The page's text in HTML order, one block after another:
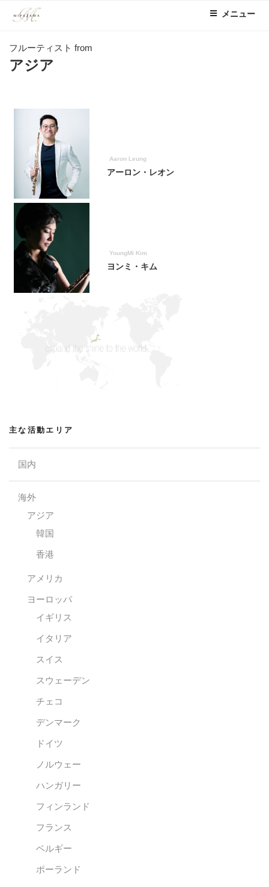
メニュー
フルーティスト from
アジア
アーロン・レオン
Aaron Leung
ヨンミ・キム
YoungMi Kim
主な活動エリア
国内
海外
アジア
韓国
香港
アメリカ
ヨーロッパ
イギリス
イタリア
スイス
スウェーデン
チェコ
デンマーク
ドイツ
ノルウェー
ハンガリー
フィンランド
フランス
ベルギー
ポーランド